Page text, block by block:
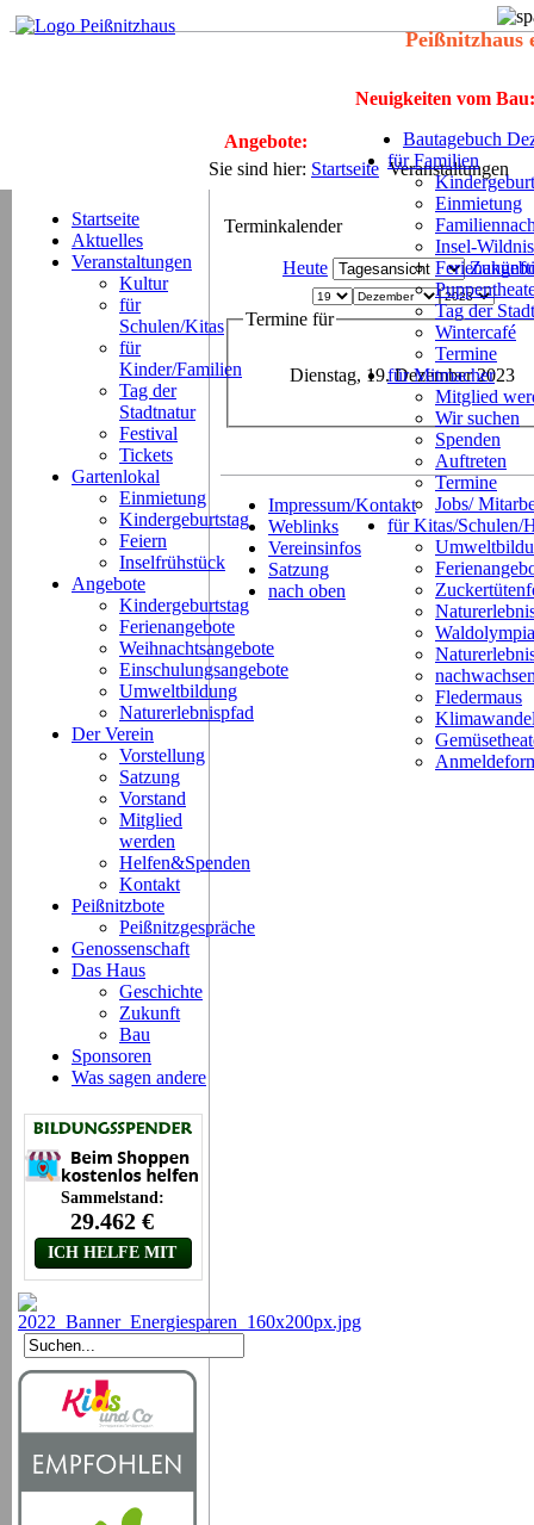
Peißnitzhaus
Neuigkeiten vom Bau:
Bautagebuch
für Familien
Einmietung
Insel-
Tag der
Wintercafé
Termine
für Mitmacher
Mitglied
Wir suchen
Spenden
Auftreten
Termine
Jobs/
für Kitas/Schulen/
Fledermaus
Angebote:
Sie sind hier: Startseite Veranstaltungen
Startseite
Aktuelles
Veranstaltungen
Kultur
für
Schulen/Kitas
für
Kinder/Familien
Tag der
Stadtnatur
Festival
Tickets
Gartenlokal
Einmietung
Kindergeburtstag
Feiern
Inselfrühstück
Angebote
Kindergeburtstag
Ferienangebote
Weihnachtsangebote
Einschulungsangebote
Umweltbildung
Naturerlebnispfad
Der Verein
Vorstellung
Satzung
Vorstand
Mitglied
werden
Helfen&Spenden
Kontakt
Peißnitzbote
Peißnitzgespräche
Genossenschaft
Das Haus
Geschichte
Zukunft
Bau
Sponsoren
Was sagen andere
Terminkalender
Heute
Termine für
Dienstag, 19. Dezember 2023
Impressum/Kontakt
Weblinks
Vereinsinfos
Satzung
nach oben